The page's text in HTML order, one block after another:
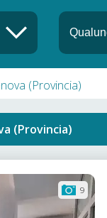
(Provincia)
(Provincia)
9